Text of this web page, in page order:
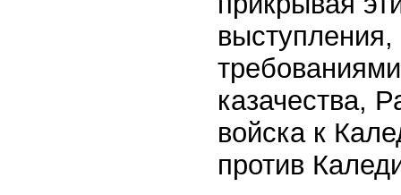
казачества,
войска к
против